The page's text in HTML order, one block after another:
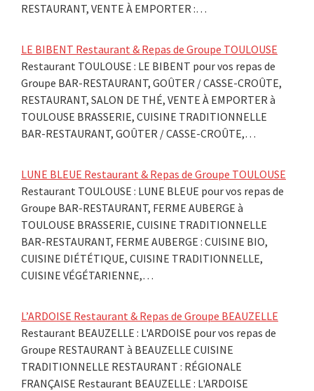
RESTAURANT, VENTE À EMPORTER :…
LE BIBENT Restaurant & Repas de Groupe TOULOUSE
Restaurant TOULOUSE : LE BIBENT pour vos repas de
Groupe BAR-RESTAURANT, GOÛTER / CASSE-CROÛTE,
RESTAURANT, SALON DE THÉ, VENTE À EMPORTER à
TOULOUSE BRASSERIE, CUISINE TRADITIONNELLE
BAR-RESTAURANT, GOÛTER / CASSE-CROÛTE,…
LUNE BLEUE Restaurant & Repas de Groupe TOULOUSE
Restaurant TOULOUSE : LUNE BLEUE pour vos repas de
Groupe BAR-RESTAURANT, FERME AUBERGE à
TOULOUSE BRASSERIE, CUISINE TRADITIONNELLE
BAR-RESTAURANT, FERME AUBERGE : CUISINE BIO,
CUISINE DIÉTÉTIQUE, CUISINE TRADITIONNELLE,
CUISINE VÉGÉTARIENNE,…
L’ARDOISE Restaurant & Repas de Groupe BEAUZELLE
Restaurant BEAUZELLE : L'ARDOISE pour vos repas de
Groupe RESTAURANT à BEAUZELLE CUISINE
TRADITIONNELLE RESTAURANT : RÉGIONALE
FRANÇAISE Restaurant BEAUZELLE : L'ARDOISE